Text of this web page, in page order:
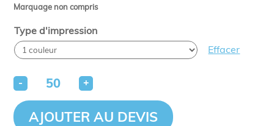
Marquage non compris
Type d'impression
Effacer
- +
AJOUTER AU DEVIS